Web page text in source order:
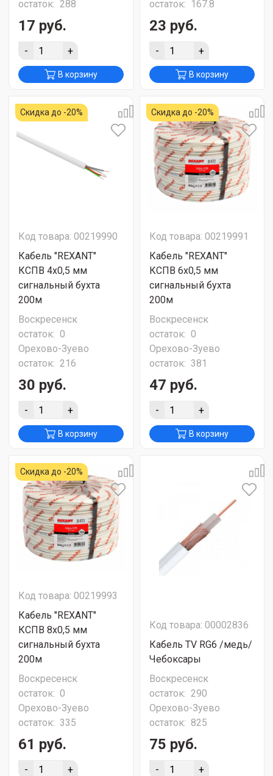
остаток: 288
17 руб.
- +
В корзину
остаток: 167.8
23 руб.
- +
В корзину
Скидка до -20%
Код товара: 00219990
Кабель "REXANT"
КСПВ 4х0,5 мм
сигнальный бухта
200м
Воскресенск
остаток: 0
Орехово-Зуево
остаток: 216
30 руб.
- +
В корзину
Скидка до -20%
Код товара: 00219991
Кабель "REXANT"
КСПВ 6х0,5 мм
сигнальный бухта
200м
Воскресенск
остаток: 0
Орехово-Зуево
остаток: 381
47 руб.
- +
В корзину
Скидка до -20%
Код товара: 00219993
Кабель "REXANT"
КСПВ 8х0,5 мм
сигнальный бухта
200м
Воскресенск
остаток: 0
Орехово-Зуево
остаток: 335
61 руб.
- +
Код товара: 00002836
Кабель TV RG6 /медь/
Чебоксары
Воскресенск
остаток: 290
Орехово-Зуево
остаток: 825
75 руб.
- +